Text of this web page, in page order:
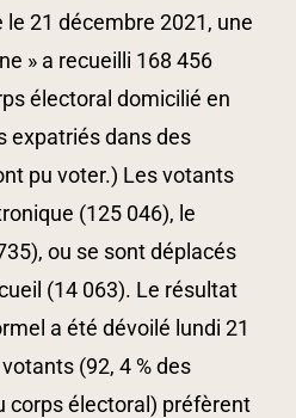
21 décembre 2021, une
» a recueilli 168 456
électoral domicilié en
expatriés dans des
pu voter.) Les votants
(125 046), le
ou se sont déplacés
(14 063). Le résultat
a été dévoilé lundi 21
(92, 4 % des
corps électoral) préfèrent